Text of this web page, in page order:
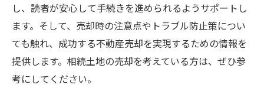
し、読者が安心して手続きを進められるようサポートし
ます。そして、売却時の注意点やトラブル防止策につい
ても触れ、成功する不動産売却を実現するための情報を
提供します。相続土地の売却を考えている方は、ぜひ参
考にしてください。